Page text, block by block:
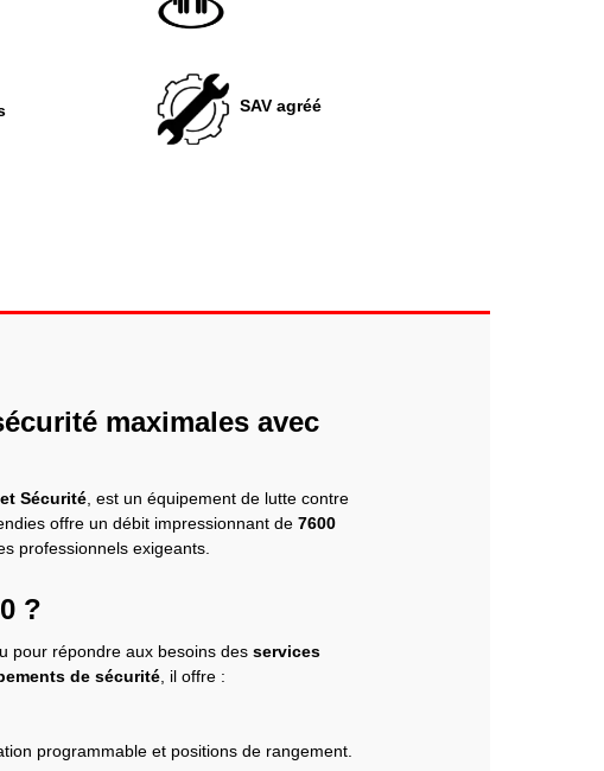
SAV agréé
maximales avec
Sécurité , est un équipement de lutte contre
offre un débit impressionnant de 7600
professionnels exigeants.
?
pour répondre aux besoins des services
de sécurité , il offre :
programmable et positions de rangement.